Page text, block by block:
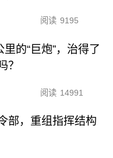
阅读 9195
的“巨炮”，治得了
？
阅读 14991
部，重组指挥结构